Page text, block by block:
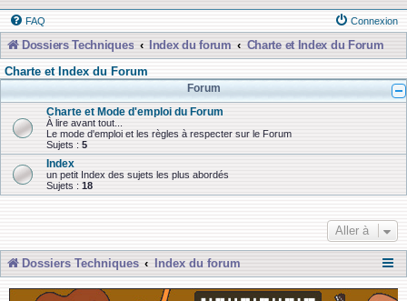
FAQ Connexion
Dossiers Techniques Index du forum
Charte et Index du Forum
Charte et Index du Forum
Forum
Charte et Mode d'emploi du Forum
À lire avant tout...
Le mode d'emploi et les règles à respecter sur le Forum
Sujets : 5
Index
un petit Index des sujets les plus abordés
Sujets : 18
Aller à
Dossiers Techniques Index du forum